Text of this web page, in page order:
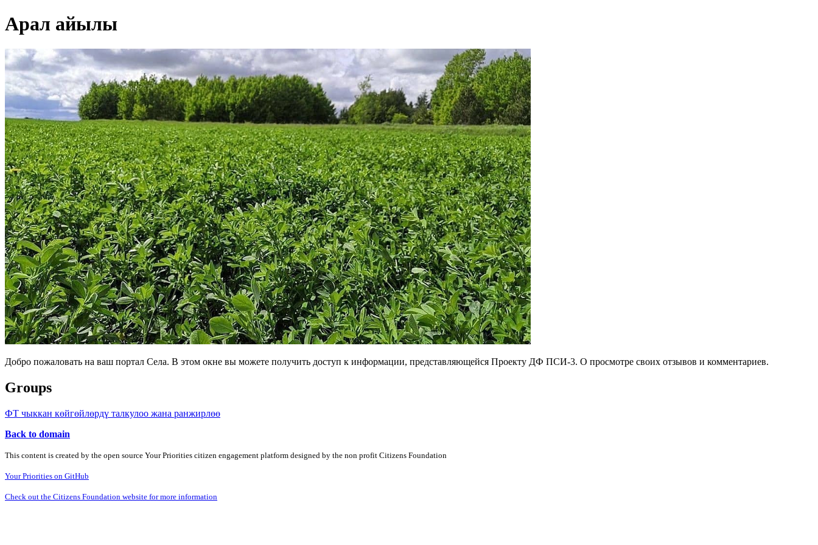
Арал айылы
Добро пожаловать на ваш портал Села. В этом окне вы можете получить доступ к информации, представляющейся Проекту ДФ ПСИ-3. О просмотре своих отзывов и комментариев.
Groups
ФТ чыккан көйгөйлөрдү талкулоо жана ранжирлөө
Back to domain
This content is created by the open source Your Priorities citizen engagement platform designed by the non profit Citizens Foundation
Your Priorities on GitHub
Check out the Citizens Foundation website for more information